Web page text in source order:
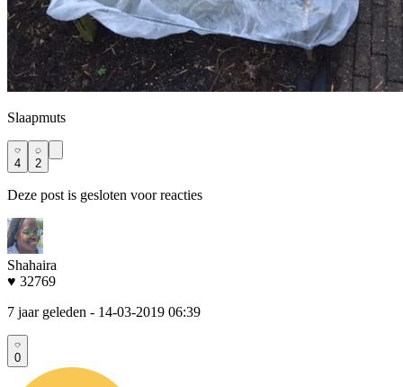
Slaapmuts
4 2
Deze post is gesloten voor reacties
Shahaira
♥ 32769
7 jaar geleden - 14-03-2019 06:39
0